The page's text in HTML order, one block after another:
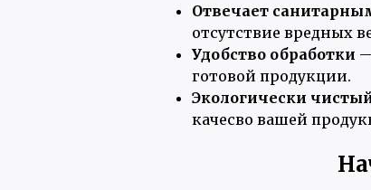
Отвечает
отсутствие вредных
Удобство обработки
готовой продукции.
Экологически
качесво вашей